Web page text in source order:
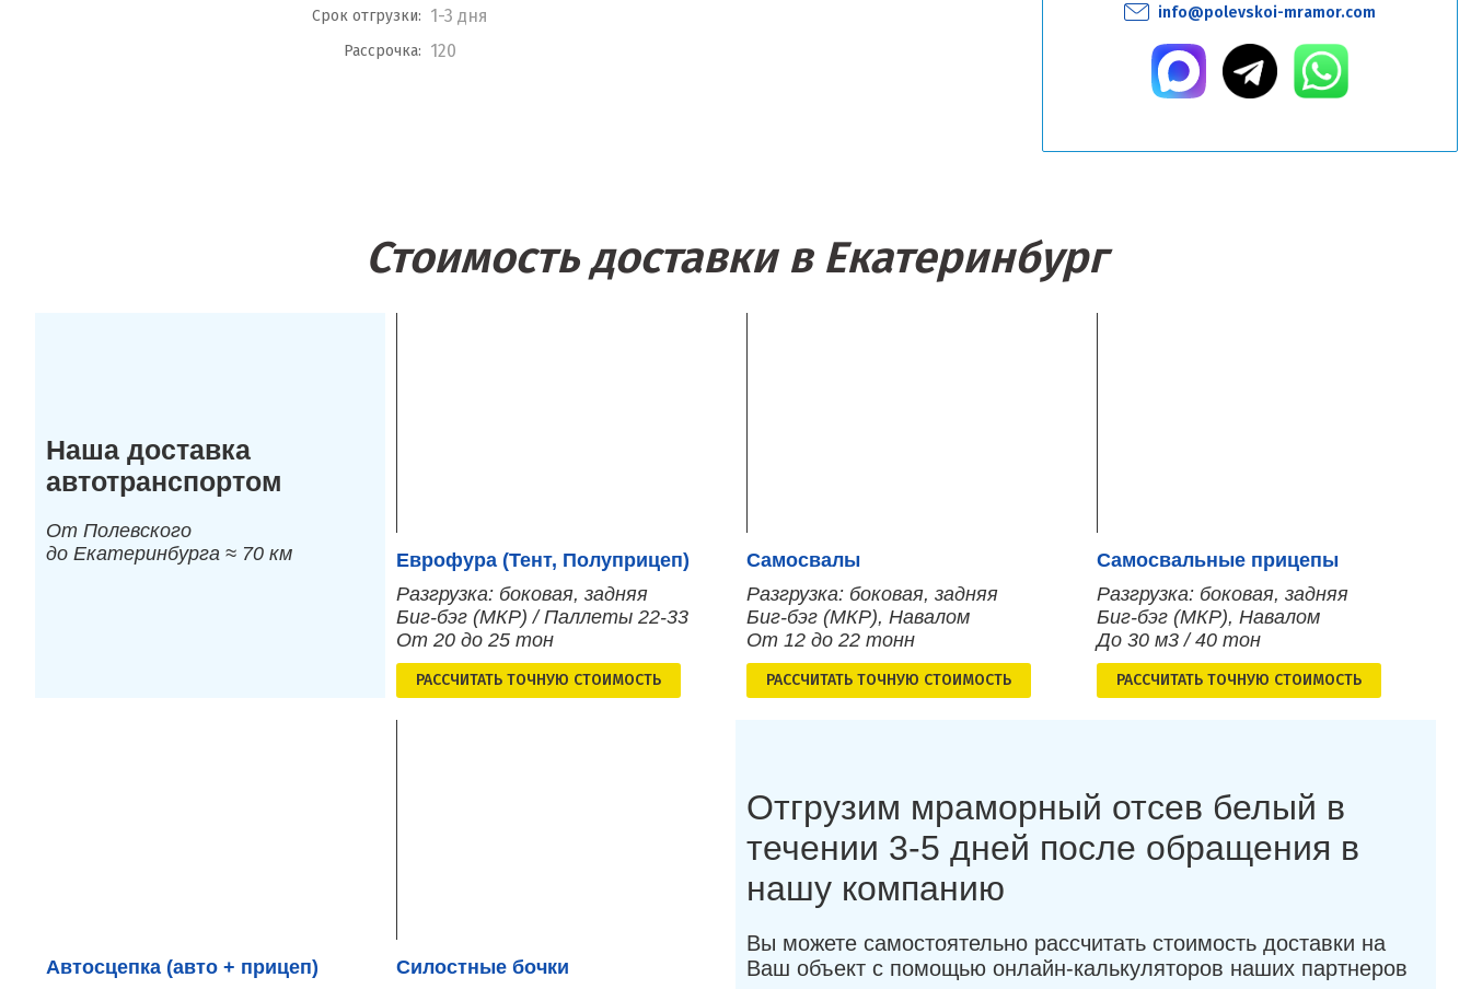
info@polevskoi-mramor.com
Срок отгрузки: 1-3 дня
Рассрочка: 120
Стоимость доставки в Екатеринбург
Наша доставка
автотранспортом
От Полевского
до Екатеринбурга ≈ 70 км
Еврофура (Тент, Полуприцеп)
Разгрузка: боковая, задняя
Биг-бэг (МКР) / Паллеты 22-33
От 20 до 25 тон
РАСCЧИТАТЬ ТОЧНУЮ СТОИМОСТЬ
Самосвалы
Разгрузка: боковая, задняя
Биг-бэг (МКР), Навалом
От 12 до 22 тонн
РАСCЧИТАТЬ ТОЧНУЮ СТОИМОСТЬ
Самосвальные прицепы
Разгрузка: боковая, задняя
Биг-бэг (МКР), Навалом
До 30 м3 / 40 тон
РАСCЧИТАТЬ ТОЧНУЮ СТОИМОСТЬ
Автосцепка (авто + прицеп)
Силостные бочки
Отгрузим мраморный отсев белый в
течении 3-5 дней после обращения в
нашу компанию
Вы можете самостоятельно рассчитать стоимость доставки на
Ваш объект с помощью онлайн-калькуляторов наших партнеров